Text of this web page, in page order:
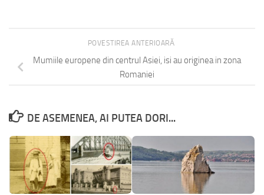
POVESTIREA ANTERIOARĂ
Mumiile europene din centrul Asiei, isi au originea in zona
Romaniei
DE ASEMENEA, AI PUTEA DORI...